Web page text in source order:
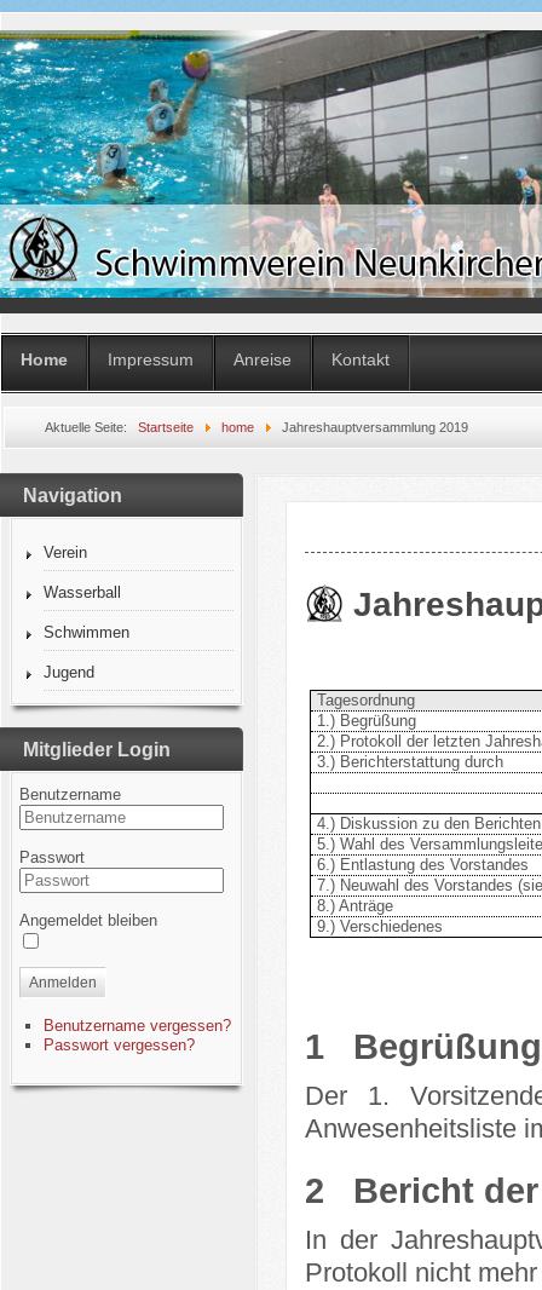
Home Impressum Anreise Kontakt
Aktuelle Seite: Startseite home Jahreshauptversammlung 2019
Navigation
Verein
Wasserball
Schwimmen
Jugend
Mitglieder Login
Benutzername
Passwort
Angemeldet bleiben
Anmelden
Benutzername vergessen?
Passwort vergessen?
Tagesordnung
1.) Begrüßung
2.) Protokoll der letzten
3.) Berichterstattung durch
4.) Diskussion zu den Berichten
5.) Wahl des
6.) Entlastung des Vorstandes
7.) Neuwahl des Vorstandes
8.) Anträge
9.) Verschiedenes
1 Begrüßung
Der 1.
Anwesenheitsliste
2 Bericht
In der
Protokoll nicht